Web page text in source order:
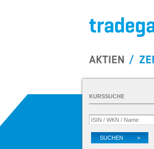
KURSSUCHE
SUCHEN >